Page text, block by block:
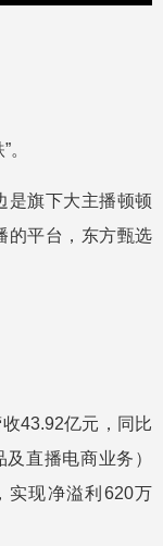
是旗下大主播顿顿
平台，东方甄选
43.92亿元，同比
直播电商业务）
实现净溢利620万